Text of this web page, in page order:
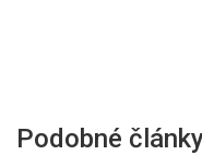
Podobné